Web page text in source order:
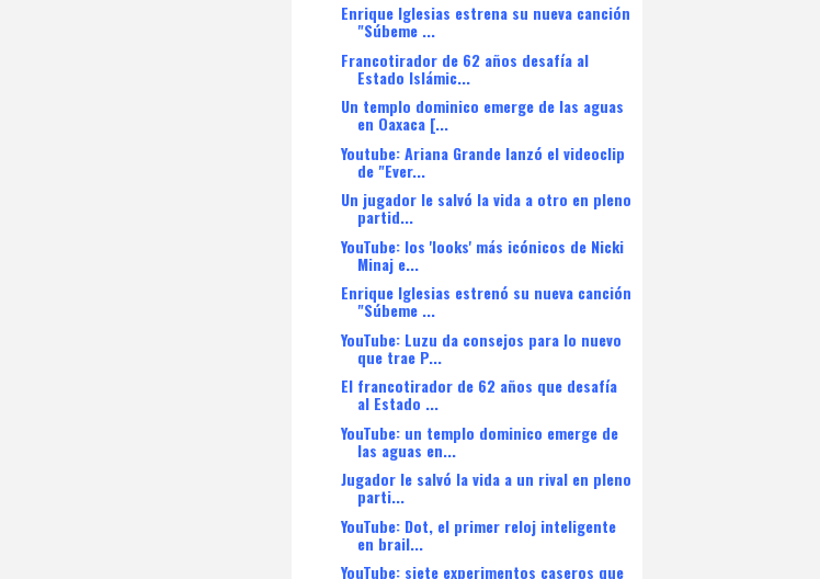
Enrique Iglesias estrena su nueva canción
"Súbeme ...
Francotirador de 62 años desafía al
Estado Islámic...
Un templo dominico emerge de las aguas
en Oaxaca [...
Youtube: Ariana Grande lanzó el videoclip
de "Ever...
Un jugador le salvó la vida a otro en pleno
partid...
YouTube: los 'looks' más icónicos de Nicki
Minaj e...
Enrique Iglesias estrenó su nueva canción
"Súbeme ...
YouTube: Luzu da consejos para lo nuevo
que trae P...
El francotirador de 62 años que desafía
al Estado ...
YouTube: un templo dominico emerge de
las aguas en...
Jugador le salvó la vida a un rival en pleno
parti...
YouTube: Dot, el primer reloj inteligente
en brail...
YouTube: siete experimentos caseros que